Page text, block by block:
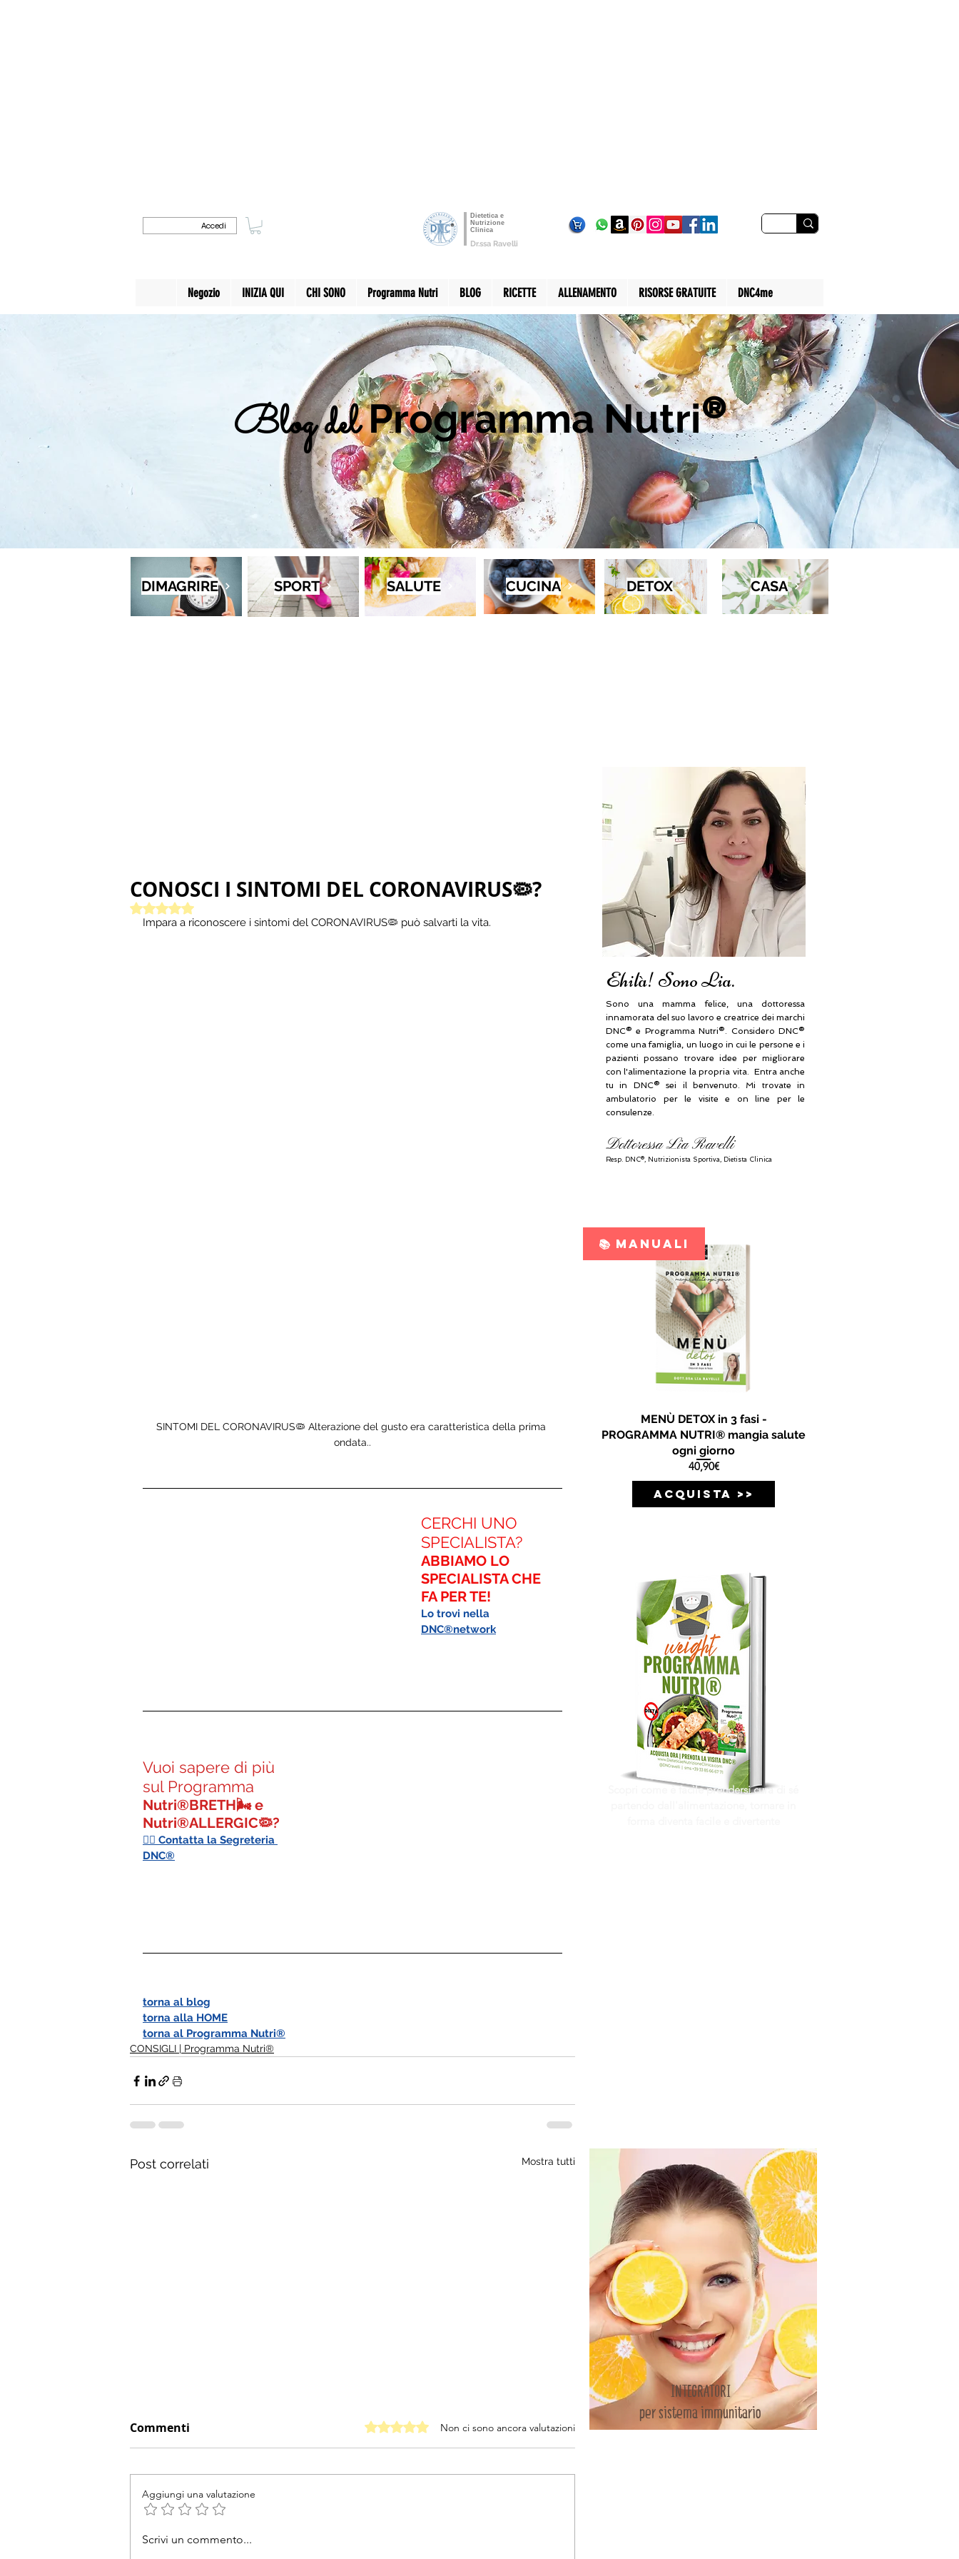
Accedi
Dietetica e
Nutrizione
Clinica
Dr.ssa Ravelli
Negozio INIZIA QUI CHI SONO Programma Nutri BLOG RICETTE ALLENAMENTO RISORSE GRATUITE DNC4me
Blog delProgramma Nutri®
DIMAGRIRE SPORT SALUTE CUCINA DETOX CASA
CONOSCI I SINTOMI DEL CORONAVIRUS🦠?
Valutazione NaN stelle su 5.
Impara a riconoscere i sintomi del CORONAVIRUS🦠 può salvarti la vita.
SINTOMI DEL CORONAVIRUS🦠 Alterazione del gusto era caratteristica della prima
ondata..
CERCHI UNO
SPECIALISTA?
ABBIAMO LO
SPECIALISTA CHE
FA PER TE!
Lo trovi nella
DNC®network
Vuoi sapere di più
sul Programma
Nutri®BRETH🌬 e
Nutri®ALLERGIC🦠?
👉🏻 Contatta la Segreteria
DNC®
torna al blog
torna alla HOME
torna al Programma Nutri®
CONSIGLI | Programma Nutri®
Post correlati Mostra tutti
⚠️ Quello che devi sapere
Commenti Valutazione 0 stelle su 5.Non ci sono ancora valutazioni
Aggiungi una valutazione
Scrivi un commento...
Ehilà! Sono Lia.
Sono una mamma felice, una dottoressa
innamorata del suo lavoro e creatrice dei marchi
DNC® e Programma Nutri®. Considero DNC®
come una famiglia, un luogo in cui le persone e i
pazienti possano trovare idee per migliorare
con l'alimentazione la propria vita. Entra anche
tu in DNC® sei il benvenuto. Mi trovate in
ambulatorio per le visite e on line per le
consulenze.
Dottoressa Lia Ravelli
Resp. DNC®, N utrizionista Sportiva, Dietista Clinica
📚 MANUALI
MENÙ DETOX in 3 fasi -
PROGRAMMA NUTRI® mangia salute
ogni giorno
40,90€Prezzo
ACQUISTA >>
Scopri come è facile prendersi cura di sé
INTEGRATORI
per sistema immunitario